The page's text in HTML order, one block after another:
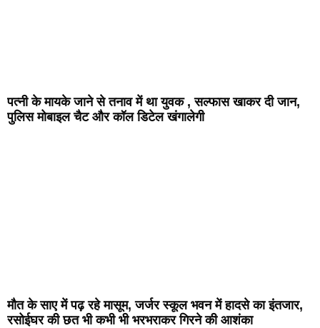
पत्नी के मायके जाने से तनाव में था युवक , सल्फास खाकर दी जान,
पुलिस मोबाइल चैट और कॉल डिटेल खंगालेगी
मौत के साए में पढ़ रहे मासूम, जर्जर स्कूल भवन में हादसे का इंतजार,
रसोईघर की छत भी कभी भी भरभराकर गिरने की आशंका